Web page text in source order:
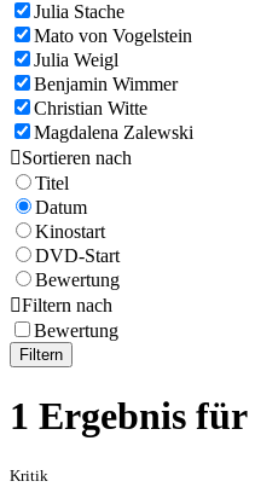
Julia Stache
Mato von Vogelstein
Julia Weigl
Benjamin Wimmer
Christian Witte
Magdalena Zalewski
Sortieren nach
Titel
Datum
Kinostart
DVD-Start
Bewertung
Filtern nach
Bewertung
Filtern
1 Ergebnis
Kritik